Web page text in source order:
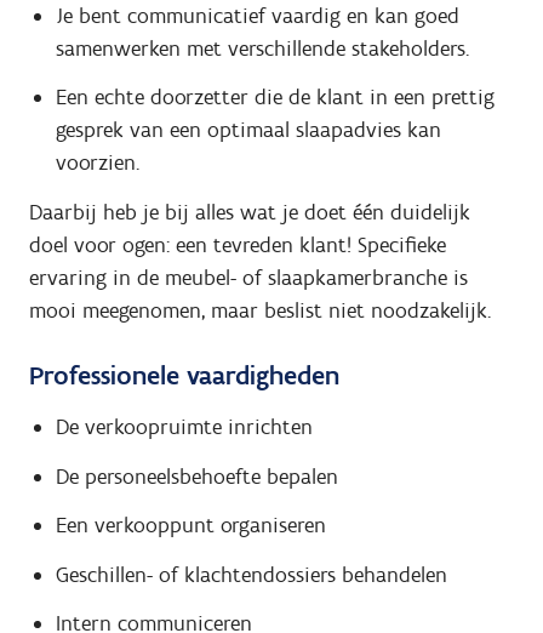
Je bent communicatief vaardig en kan goed
samenwerken met verschillende stakeholders.
Een echte doorzetter die de klant in een prettig
gesprek van een optimaal slaapadvies kan
voorzien.
Daarbij heb je bij alles wat je doet één duidelijk
doel voor ogen: een tevreden klant! Specifieke
ervaring in de meubel- of slaapkamerbranche is
mooi meegenomen, maar beslist niet noodzakelijk.
Professionele vaardigheden
De verkoopruimte inrichten
De personeelsbehoefte bepalen
Een verkooppunt organiseren
Geschillen- of klachtendossiers behandelen
Intern communiceren